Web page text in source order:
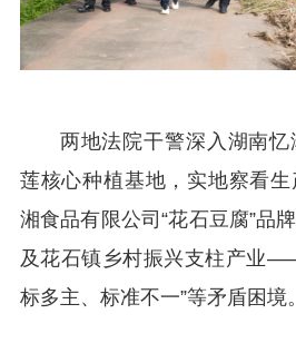
两地法院干警深入湖南
莲核心种植基地，实地察看
湘食品有限公司“花石豆腐”品
及花石镇乡村振兴支柱产业
标多主、标准不一”等矛盾困境。